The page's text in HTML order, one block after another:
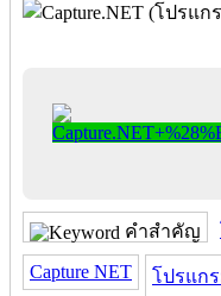
คำสำคัญ
Capture NET โปรแกร